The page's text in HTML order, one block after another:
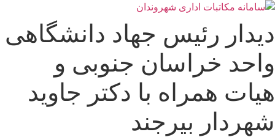
پرش
محتوا
دیدار رئیس جهاد دانشگاهی
واحد خراسان جنوبی و
هیات همراه با دکتر جاوید
شهردار بیرجند